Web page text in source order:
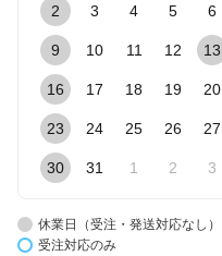
2 3 4 5 6
9 10 11 12 13
16 17 18 19 20
23 24 25 26 27
30 31 1 2 3
休業日（受注・発送対応なし）
受注対応のみ